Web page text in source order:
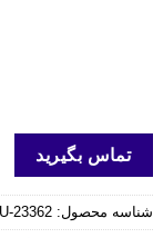
تماس بگیرید
شناسه محصول: 23362